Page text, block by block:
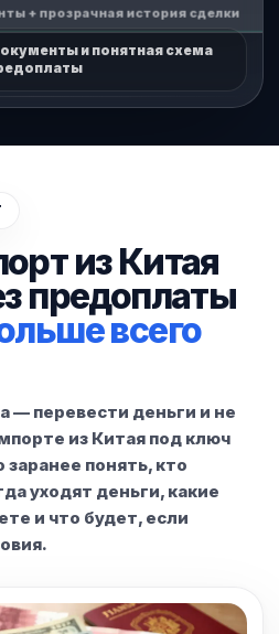
+ прозрачная история сделки
и понятная схема
из Китая
предоплаты
всего
— перевести деньги и не
из Китая под ключ
понять, кто
уходят деньги, какие
и что будет, если